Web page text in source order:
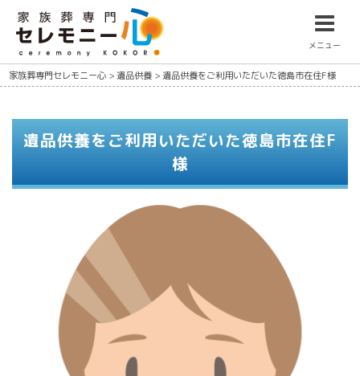
メニュー
家族葬専門セレモニー心 >遺品供養 >遺品供養をご利用いただいた徳島市在住F様
遺品供養をご利用いただいた徳島市在住F
様